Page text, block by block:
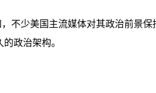
不少美国主流媒体对其政治前景
政治架构。